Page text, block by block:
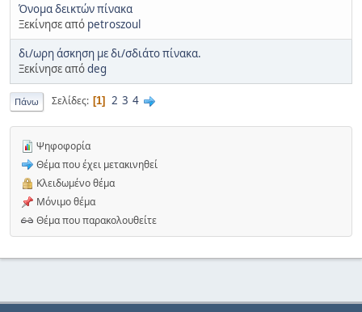
Όνομα δεικτών πίνακα
Ξεκίνησε από petroszoul
δι/ωρη άσκηση με δι/σδιάτο πίνακα.
Ξεκίνησε απόdeg
Πάνω Σελίδες 1 2 3 4
Ψηφοφορία
Θέμα που έχει μετακινηθεί
Κλειδωμένο θέμα
Μόνιμο θέμα
Θέμα που παρακολουθείτε